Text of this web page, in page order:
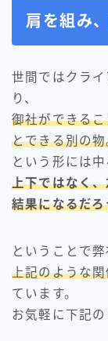
肩を組み
世間ではクラ
り、
御社ができる
とできる別の
という形には
上下ではなく
結果になるだろ
ということで
上記のような
ています。
お気軽に下記